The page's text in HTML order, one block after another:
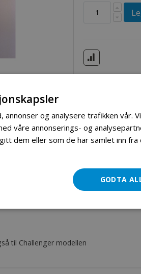
til Challenger modellen
annonser og analysere trafikken vår.
våre annonserings- og
dem eller som de har samlet inn fra
GODTA